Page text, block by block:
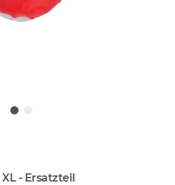
- Ersatzteil